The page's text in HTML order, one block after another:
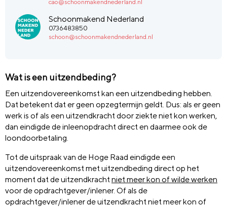
cao@schoonmakendnederland.nl
Schoonmakend Nederland
0736483850
schoon@schoonmakendnederland.nl
Wat is een uitzendbeding?
Een uitzendovereenkomst kan een uitzendbeding hebben.
Dat betekent dat er geen opzegtermijn geldt. Dus: als er geen
werk is of als een uitzendkracht door ziekte niet kon werken,
dan eindigde de inleenopdracht direct en daarmee ook de
loondoorbetaling.
Tot de uitspraak van de Hoge Raad eindigde een
uitzendovereenkomst met uitzendbeding direct op het
moment dat de uitzendkracht niet meer kon of wilde werken
voor de opdrachtgever/inlener. Of als de
opdrachtgever/inlener de uitzendkracht niet meer kon of